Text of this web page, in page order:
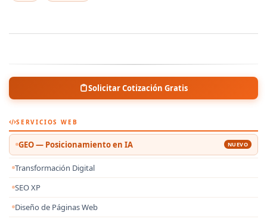
Solicitar Cotización Gratis
SERVICIOS WEB
GEO — Posicionamiento en IA NUEVO
Transformación Digital
SEO XP
Diseño de Páginas Web